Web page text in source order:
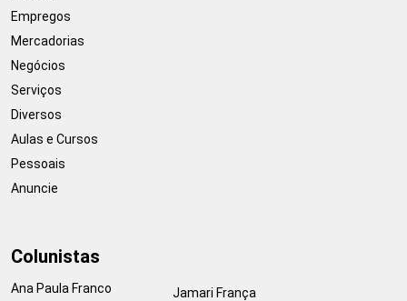
Empregos
Mercadorias
Negócios
Serviços
Diversos
Aulas e Cursos
Pessoais
Anuncie
Colunistas
Ana Paula Franco
Jamari França